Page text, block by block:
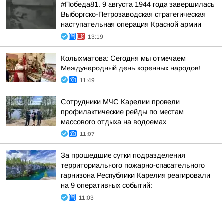
#Победа81. 9 августа 1944 года завершилась
Выборгско-Петрозаводская стратегическая
наступательная операция Красной армии
13:19
Колыхматова: Сегодня мы отмечаем
Международный день коренных народов!
11:49
Сотрудники МЧС Карелии провели
профилактические рейды по местам
массового отдыха на водоемах
11:07
За прошедшие сутки подразделения
территориального пожарно-спасательного
гарнизона Республики Карелия реагировали
на 9 оперативных событий:
11:03